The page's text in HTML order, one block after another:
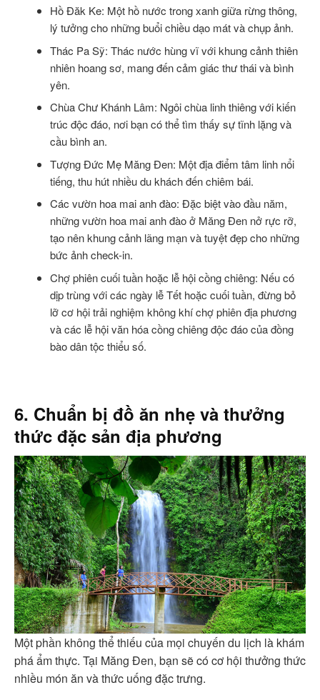
Hồ Đăk Ke: Một hồ nước trong xanh giữa rừng thông,
lý tưởng cho những buổi chiều dạo mát và chụp ảnh.
Thác Pa Sỹ: Thác nước hùng vĩ với khung cảnh thiên
nhiên hoang sơ, mang đến cảm giác thư thái và bình
yên.
Chùa Chư Khánh Lâm: Ngôi chùa linh thiêng với kiến
trúc độc đáo, nơi bạn có thể tìm thấy sự tĩnh lặng và
cầu bình an.
Tượng Đức Mẹ Măng Đen: Một địa điểm tâm linh nổi
tiếng, thu hút nhiều du khách đến chiêm bái.
Các vườn hoa mai anh đào: Đặc biệt vào đầu năm,
những vườn hoa mai anh đào ở Măng Đen nở rực rỡ,
tạo nên khung cảnh lãng mạn và tuyệt đẹp cho những
bức ảnh check-in.
Chợ phiên cuối tuần hoặc lễ hội cồng chiêng: Nếu có
dịp trùng với các ngày lễ Tết hoặc cuối tuần, đừng bỏ
lỡ cơ hội trải nghiệm không khí chợ phiên địa phương
và các lễ hội văn hóa cồng chiêng độc đáo của đồng
bào dân tộc thiểu số.
6. Chuẩn bị đồ ăn nhẹ và thưởng
thức đặc sản địa phương
Một phần không thể thiếu của mọi chuyến du lịch là khám
phá ẩm thực. Tại Măng Đen, bạn sẽ có cơ hội thưởng thức
nhiều món ăn và thức uống đặc trưng.